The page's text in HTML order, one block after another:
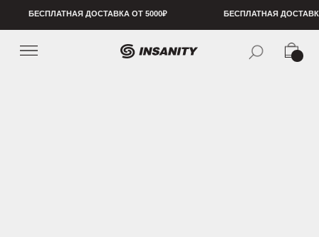
БЕСПЛАТНАЯ ДОСТАВКА ОТ 5000₽ БЕСПЛАТНАЯ ДОСТАВКА ОТ 5000₽